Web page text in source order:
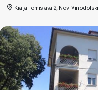
Kralja Tomislava 2, Novi Vinodolski